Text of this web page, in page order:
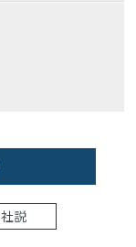
社説